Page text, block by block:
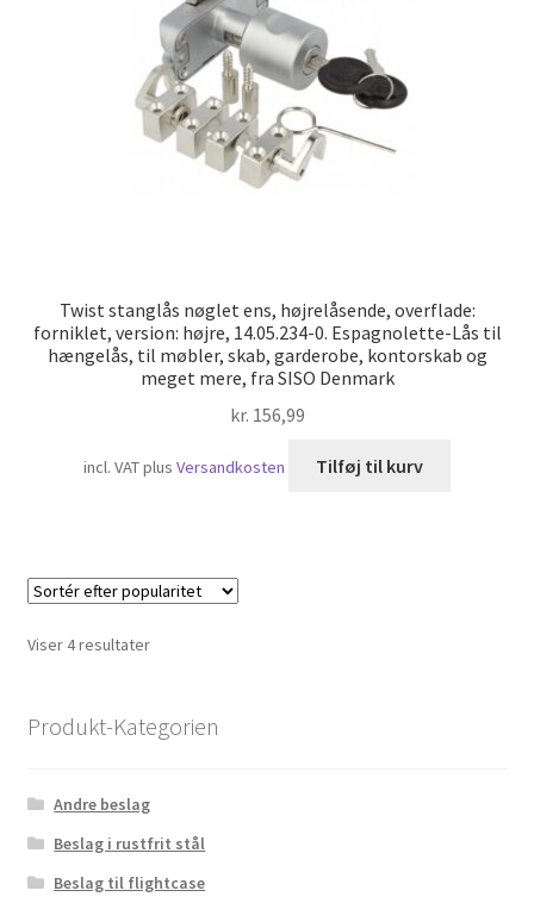
Twist stanglås nøglet ens, højrelåsende, overflade:
forniklet, version: højre, 14.05.234-0. Espagnolette-Lås til
hængelås, til møbler, skab, garderobe, kontorskab og
meget mere, fra SISO Denmark
kr. 156,99
incl. VATplusVersandkosten Tilføj til kurv
Viser 4 resultaterSorteret
Produkt-Kategorien
Andre beslag
Beslag i rustfrit stål
Beslag til flightcase